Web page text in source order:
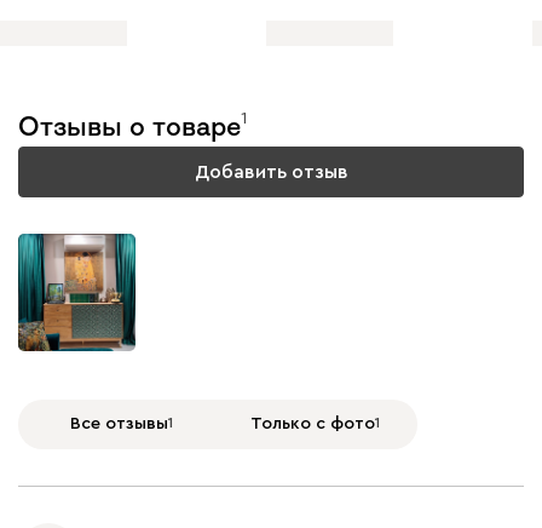
Отзывы о товаре1
Добавить отзыв
Все отзывы1 Только с фото1